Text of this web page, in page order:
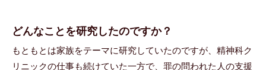
どんなことを研究したのですか？
もともとは家族をテーマに研究していたのですが、精神科ク
リニックの仕事も続けていた一方で、罪の問われた人の支援